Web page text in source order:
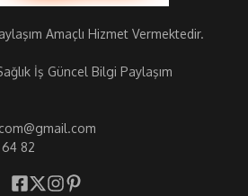
Amaçlı Hizmet Vermektedir.
İş Güncel Bilgi Paylaşım
82